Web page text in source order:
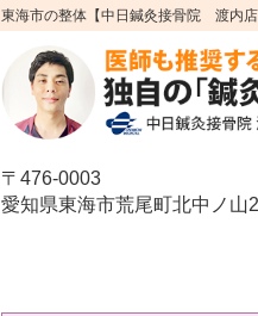
東海市の整体【中日鍼灸接骨院 渡内店
〒476-0003
愛知県東海市荒尾町北中ノ山